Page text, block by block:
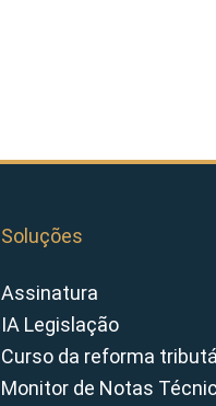
Soluções
Assinatura
IA Legislação
Curso da reforma
Monitor de Notas